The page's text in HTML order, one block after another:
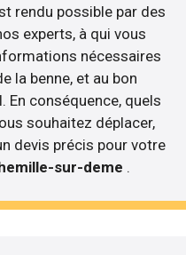
rendu possible par des
experts, à qui vous
nécessaires
la benne, et au bon
En conséquence, quels
souhaitez déplacer,
devis précis pour votre
sur-deme .